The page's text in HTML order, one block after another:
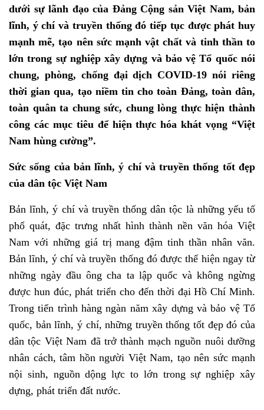
dưới sự lãnh đạo của Đảng Cộng sản Việt Nam, bản
lĩnh, ý chí và truyền thống đó tiếp tục được phát huy
mạnh mẽ, tạo nên sức mạnh vật chất và tinh thần to
lớn trong sự nghiệp xây dựng và bảo vệ Tổ quốc nói
chung, phòng, chống đại dịch COVID-19 nói riêng
thời gian qua, tạo niềm tin cho toàn Đảng, toàn dân,
toàn quân ta chung sức, chung lòng thực hiện thành
công các mục tiêu để hiện thực hóa khát vọng “Việt
Nam hùng cường”.
Sức sống của bản lĩnh, ý chí và truyền thống tốt đẹp
của dân tộc Việt Nam
Bản lĩnh, ý chí và truyền thống dân tộc là những yếu tố
phổ quát, đặc trưng nhất hình thành nền văn hóa Việt
Nam với những giá trị mang đậm tinh thần nhân văn.
Bản lĩnh, ý chí và truyền thống đó được thể hiện ngay từ
những ngày đầu ông cha ta lập quốc và không ngừng
được hun đúc, phát triển cho đến thời đại Hồ Chí Minh.
Trong tiến trình hàng ngàn năm xây dựng và bảo vệ Tổ
quốc, bản lĩnh, ý chí, những truyền thống tốt đẹp đó của
dân tộc Việt Nam đã trở thành mạch nguồn nuôi dưỡng
nhân cách, tâm hồn người Việt Nam, tạo nên sức mạnh
nội sinh, nguồn dộng lực to lớn trong sự nghiệp xây
dựng, phát triển đất nước.